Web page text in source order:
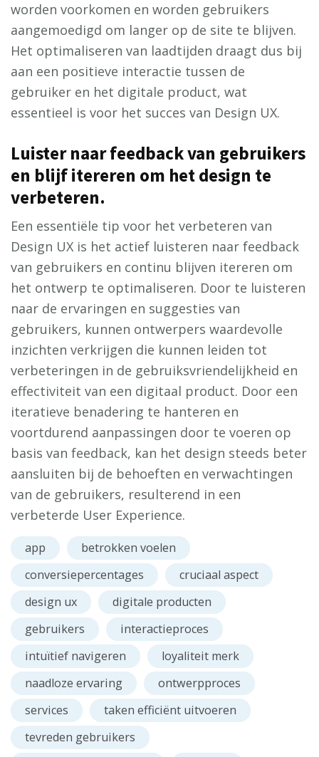
worden voorkomen en worden gebruikers
aangemoedigd om langer op de site te blijven.
Het optimaliseren van laadtijden draagt dus bij
aan een positieve interactie tussen de
gebruiker en het digitale product, wat
essentieel is voor het succes van Design UX.
Luister naar feedback van gebruikers
en blijf itereren om het design te
verbeteren.
Een essentiële tip voor het verbeteren van
Design UX is het actief luisteren naar feedback
van gebruikers en continu blijven itereren om
het ontwerp te optimaliseren. Door te luisteren
naar de ervaringen en suggesties van
gebruikers, kunnen ontwerpers waardevolle
inzichten verkrijgen die kunnen leiden tot
verbeteringen in de gebruiksvriendelijkheid en
effectiviteit van een digitaal product. Door een
iteratieve benadering te hanteren en
voortdurend aanpassingen door te voeren op
basis van feedback, kan het design steeds beter
aansluiten bij de behoeften en verwachtingen
van de gebruikers, resulterend in een
verbeterde User Experience.
app
betrokken voelen
conversiepercentages
cruciaal aspect
design ux
digitale producten
gebruikers
interactieproces
intuïtief navigeren
loyaliteit merk
naadloze ervaring
ontwerpproces
services
taken efficiënt uitvoeren
tevreden gebruikers